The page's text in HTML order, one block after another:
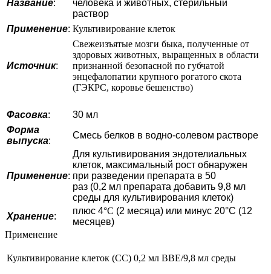
Название:
человека и животных, стерильный
раствор
Применение: Культивирование клеток
Источник:
Свежеизъятые мозги быка, полученные от
здоровых животных, выращенных в области
признанной безопасной по губчатой
энцефалопатии крупного рогатого скота
(ГЭКРС, коровье бешенство)
Фасовка:
30 мл
Форма
выпуска:
Смесь белков в водно-солевом растворе
Применение:
Для культивирования эндотелиальных
клеток, максимальный рост обнаружен
при разведении препарата в 50
раз (0,2 мл препарата добавить 9,8 мл
среды для культивирования клеток)
Хранение:
плюс 4°C (2 месяца) или минус 20°C (12
месяцев)
Применение
Культивирование клеток (CC) 0,2 мл BBE/9,8 мл среды